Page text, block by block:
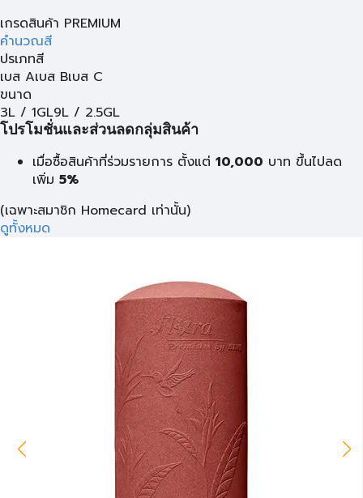
เกรดสินค้า PREMIUM
คำนวณสี
ปรเภทสี
เบส Aเบส Bเบส C
ขนาด
3L / 1GL9L / 2.5GL
โปรโมชั่นและส่วนลดกลุ่มสินค้า
เมื่อซื้อสินค้าที่ร่วมรายการ ตั้งแต่ 10,000 บาท ขึ้นไปลด
เพิ่ม 5%
(เฉพาะสมาชิก Homecard เท่านั้น)
ดูทั้งหมด